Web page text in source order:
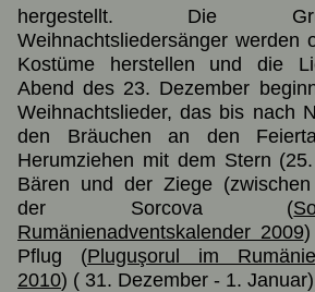
hergestellt. Die
Weihnachtsliedersänger werden
Kostüme herstellen und die
Abend des 23. Dezember
Weihnachtslieder, das bis nach
den Bräuchen an den
Herumziehen mit dem Stern
Bären und der Ziege
der Sorcova (
Rumänienadventskalender 2009)
Pflug (Pluguşorul im
2010) ( 31. Dezember - 1.